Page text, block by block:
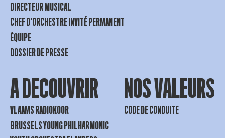
DIRECTEUR MUSICAL
CHEF D’ORCHESTRE INVITÉ PERMANENT
ÉQUIPE
DOSSIER DE PRESSE
A DECOUVRIR
VLAAMS RADIOKOOR
BRUSSELS YOUNG PHILHARMONIC
NOS VALEURS
CODE DE CONDUITE